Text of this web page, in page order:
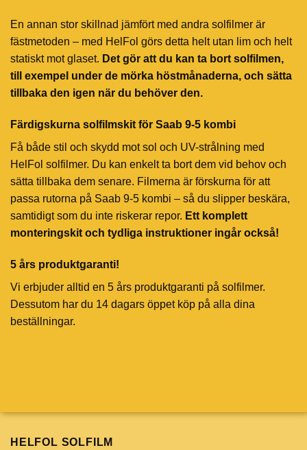
En annan stor skillnad jämfört med andra solfilmer är
fästmetoden – med HelFol görs detta helt utan lim och helt
statiskt mot glaset. Det gör att du kan ta bort solfilmen,
till exempel under de mörka höstmånaderna, och sätta
tillbaka den igen när du behöver den.
Färdigskurna solfilmskit för Saab 9-5 kombi
Få både stil och skydd mot sol och UV-strålning med
HelFol solfilmer. Du kan enkelt ta bort dem vid behov och
sätta tillbaka dem senare. Filmerna är förskurna för att
passa rutorna på Saab 9-5 kombi – så du slipper beskära,
samtidigt som du inte riskerar repor. Ett komplett
monteringskit och tydliga instruktioner ingår också!
5 års produktgaranti!
Vi erbjuder alltid en 5 års produktgaranti på solfilmer.
Dessutom har du 14 dagars öppet köp på alla dina
beställningar.
HELFOL SOLFILM